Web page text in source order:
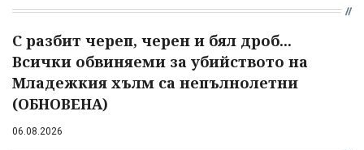
С разбит череп, черен и бял дроб...
Всички обвиняеми за убийството на
Младежкия хълм са непълнолетни
(ОБНОВЕНА)
06.08.2026